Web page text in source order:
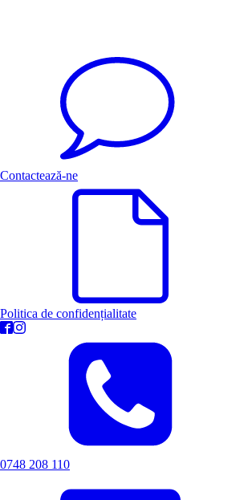
Contactează-ne
Politica de confidențialitate
0748 208 110